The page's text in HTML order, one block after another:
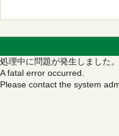
処理中に問題が発生しました。
A fatal error occurred.
Please contact the system